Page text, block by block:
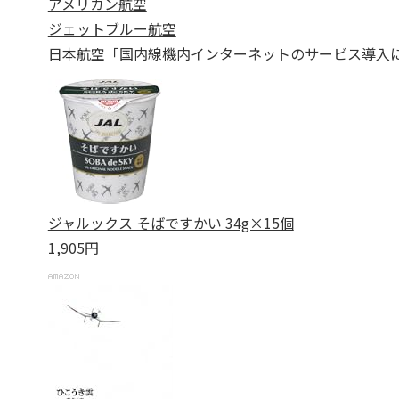
ジェットブルー航空
日本航空「国内線機内インターネットのサービス導入
ジャルックス そばですかい 34g×15個
1,905円